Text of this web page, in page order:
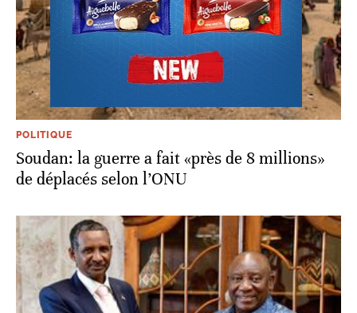
POLITIQUE
Soudan: la guerre a fait «près de 8 millions»
de déplacés selon l’ONU